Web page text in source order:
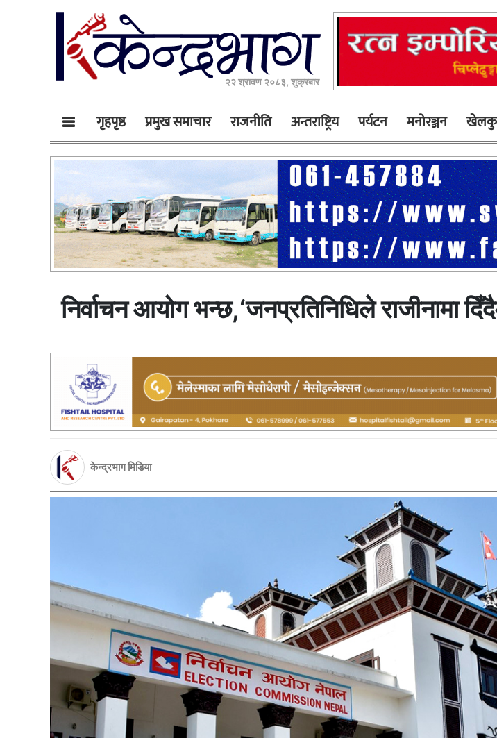
२२ श्रावण २०८३, शुक्रबार
गृहपृष्ठ प्रमुख समाचार राजनीति अन्तराष्ट्रिय पर्यटन मनोरञ्जन
निर्वाचन आयोग भन्छ,‘जनप्रतिनिधिले राजीनामा
केन्द्रभाग मिडिया